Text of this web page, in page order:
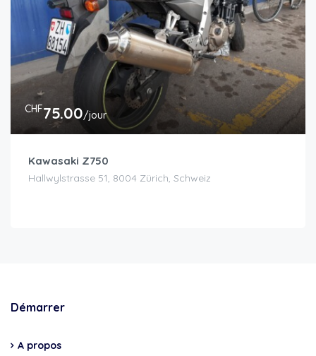
CHF75.00/jour
Kawasaki Z750
Hallwylstrasse 51, 8004 Zürich, Schweiz
Démarrer
A propos